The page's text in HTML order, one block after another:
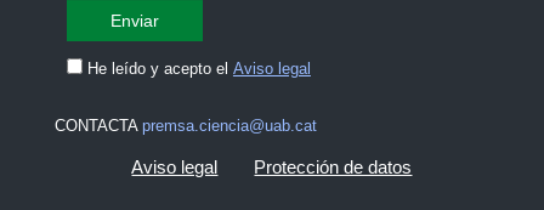
He leído y acepto el Aviso legal
CONTACTA premsa.ciencia@uab.cat
Aviso legal Protección de datos